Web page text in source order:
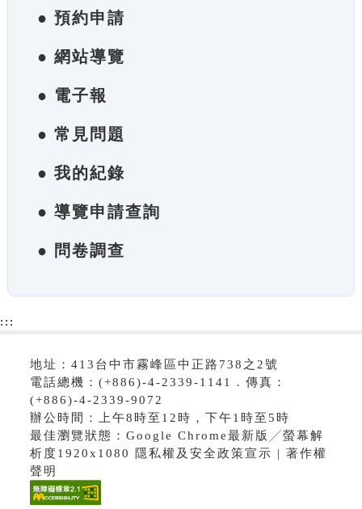
● 預約申請
● 網站導覽
● 電子報
● 常見問題
● 我的紀錄
● 導覽申請查詢
● 問卷調查
:::
地址：413台中市霧峰區中正路738之2號
電話總機：(+886)-4-2339-1141．傳真：
(+886)-4-2339-9072
辦公時間：上午8時至12時，下午1時至5時
最佳瀏覽狀態：Google Chrome最新版╱螢幕解
析度1920x1080 隱私權及安全政策宣示 | 著作權
聲明